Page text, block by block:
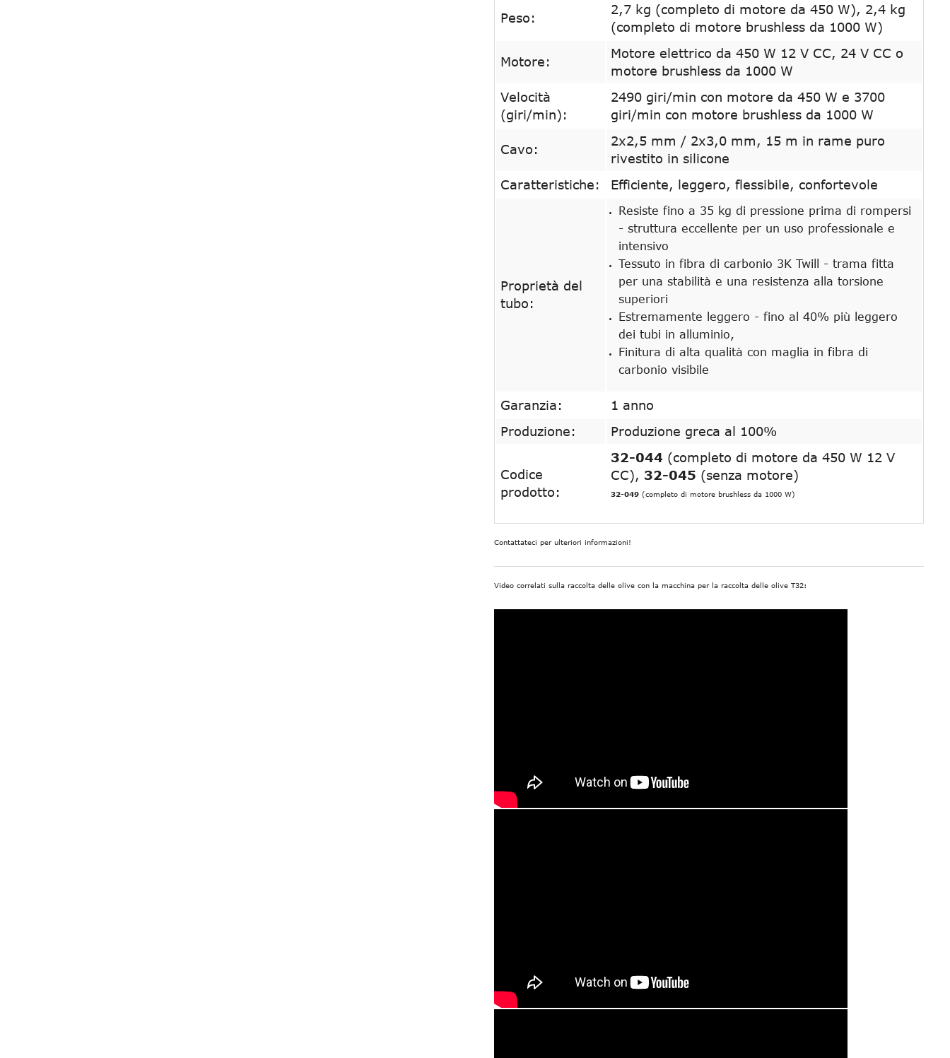
Peso:
2,7 kg (completo di motore da 450 W), 2,4 kg
(completo di motore brushless da 1000 W)
Motore:
Motore elettrico da 450 W 12 V CC, 24 V CC o
motore brushless da 1000 W
Velocità
(giri/min):
2490 giri/min con motore da 450 W e 3700
giri/min con motore brushless da 1000 W
Cavo:
2x2,5 mm / 2x3,0 mm, 15 m in rame puro
rivestito in silicone
Caratteristiche:
Efficiente, leggero, flessibile, confortevole
Proprietà del
tubo:
Resiste fino a 35 kg di pressione prima di rompersi
- struttura eccellente per un uso professionale e
intensivo
Tessuto in fibra di carbonio 3K Twill - trama fitta
per una stabilità e una resistenza alla torsione
superiori
Estremamente leggero - fino al 40% più leggero
dei tubi in alluminio,
Finitura di alta qualità con maglia in fibra di
carbonio visibile
Garanzia:
1 anno
Produzione:
Produzione greca al 100%
Codice
prodotto:
32-044 (completo di motore da 450 W 12 V
CC), 32-045 (senza motore)
32-049 (completo di motore brushless da 1000 W)
Contattateci per ulteriori informazioni!
Video correlati sulla raccolta delle olive con la macchina per la raccolta delle olive T32: